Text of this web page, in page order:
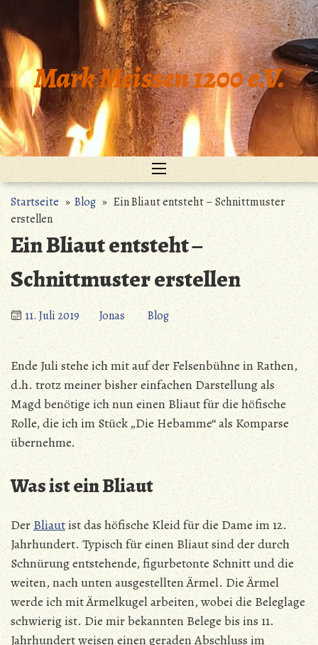
Inhalt
springen
Mark Meissen 1200 e.V.
Startseite»Blog» Ein Bliaut entsteht – Schnittmuster
erstellen
Ein Bliaut entsteht –
Schnittmuster erstellen
11. Juli 2019 Jonas Blog
Ende Juli stehe ich mit auf der Felsenbühne in Rathen,
d.h. trotz meiner bisher einfachen Darstellung als
Magd benötige ich nun einen Bliaut für die höfische
Rolle, die ich im Stück „Die Hebamme“ als Komparse
übernehme.
Was ist ein Bliaut
DerBliautist das höfische Kleid für die Dame im 12.
Jahrhundert. Typisch für einen Bliaut sind der durch
Schnürung entstehende, figurbetonte Schnitt und die
weiten, nach unten ausgestellten Ärmel. Die Ärmel
werde ich mit Ärmelkugel arbeiten, wobei die Beleglage
schwierig ist. Die mir bekannten Belege bis ins 11.
Jahrhundert weisen einen geraden Abschluss im